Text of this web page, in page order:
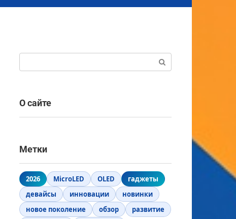
О сайте
Метки
2026 MicroLED OLED
гаджеты
девайсы
инновации
новинки
новое поколение
обзор
развитие